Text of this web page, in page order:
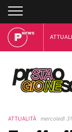
ATTUALITÀ mercoledì